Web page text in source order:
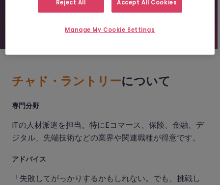
チャド・ラントリーについて
専門分野
ITの人材派遣を担当。特にEコマース、保険、金融、デ
ジタル、先端技術などの業界や関連職種が得意です。
アドバイス
「失敗してがっかりするかもしれない。でも、挑戦し
Reject All Accept All Cookies
Manage My Cookie Settings